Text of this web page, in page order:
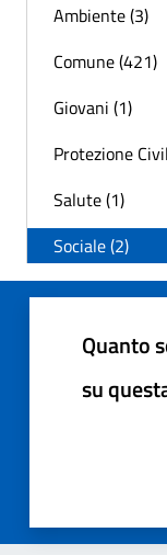
Ambiente (3)
Comune (421)
Giovani (1)
Protezione
Salute (1)
Sociale (2)
Quanto
su